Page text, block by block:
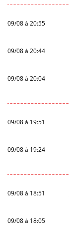
09/08 à 20:55
09/08 à 20:44
09/08 à 20:04
09/08 à 19:51
09/08 à 19:24
09/08 à 18:51
09/08 à 18:05